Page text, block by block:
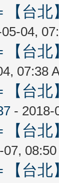
【台
04,
【台
07:38
【台
- 2018-
【台
【台